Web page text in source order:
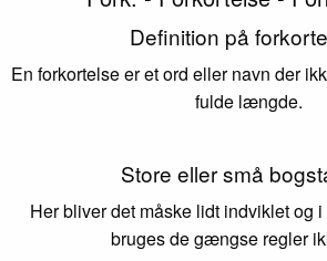
Definition på
En forkortelse er et ord eller navn der
fulde længde.
Store eller små
Her bliver det måske lidt indviklet og
bruges de gængse regler